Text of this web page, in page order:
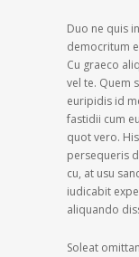
Duo ne quis
democritum
Cu graeco
vel te. Quem
euripidis id
fastidii cum
quot vero.
persequeris
cu, at usu
iudicabit
aliquando
Soleat